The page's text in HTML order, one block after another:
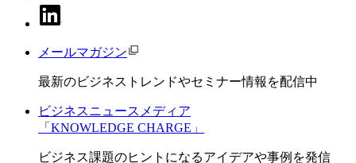
メールマガジン
最新のビジネストレンドやセミナー情報を配信中
ビジネスニュースメディア
「KNOWLEDGE CHARGE」
ビジネス課題のヒントになるアイデアや事例を発信